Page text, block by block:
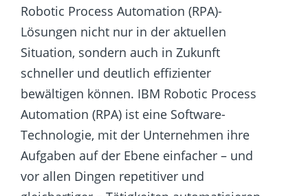
Robotic Process Automation (RPA)-
Lösungen nicht nur in der aktuellen
Situation, sondern auch in Zukunft
schneller und deutlich effizienter
bewältigen können. IBM Robotic Process
Automation (RPA) ist eine Software-
Technologie, mit der Unternehmen ihre
Aufgaben auf der Ebene einfacher – und
vor allen Dingen repetitiver und